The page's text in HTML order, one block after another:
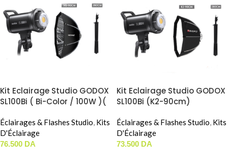
Kit Eclairage Studio GODOX
SL100Bi ( Bi-Color / 100W )(
Éclairages & Flashes Studio, Kits
D'Éclairage
76.500 DA
Kit Eclairage Studio GODOX
SL100Bi (K2-90cm)
Éclairages & Flashes Studio, Kits
D'Éclairage
73.500 DA